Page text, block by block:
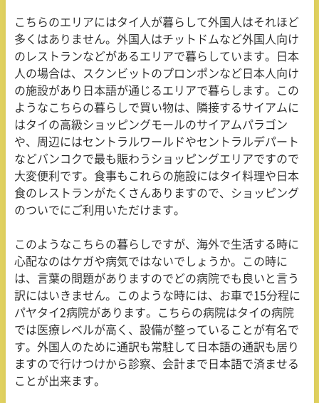
こちらのエリアにはタイ人が暮らして外国人はそれほど
多くはありません。外国人はチットドムなど外国人向け
のレストランなどがあるエリアで暮らしています。日本
人の場合は、スクンビットのプロンポンなど日本人向け
の施設があり日本語が通じるエリアで暮らします。この
ようなこちらの暮らしで買い物は、隣接するサイアムに
はタイの高級ショッピングモールのサイアムパラゴン
や、周辺にはセントラルワールドやセントラルデパート
などバンコクで最も賑わうショッピングエリアですので
大変便利です。食事もこれらの施設にはタイ料理や日本
食のレストランがたくさんありますので、ショッピング
のついでにご利用いただけます。
このようなこちらの暮らしですが、海外で生活する時に
心配なのはケガや病気ではないでしょうか。この時に
は、言葉の問題がありますのでどの病院でも良いと言う
訳にはいきません。このような時には、お車で15分程に
パヤタイ2病院があります。こちらの病院はタイの病院
では医療レベルが高く、設備が整っていることが有名で
す。外国人のために通訳も常駐して日本語の通訳も居り
ますので行けつけから診察、会計まで日本語で済ませる
ことが出来ます。